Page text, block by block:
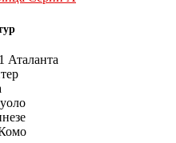
Аталанта